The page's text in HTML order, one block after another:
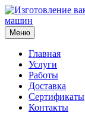
Меню
Главная
Услуги
Работы
Доставка
Сертификаты
Контакты